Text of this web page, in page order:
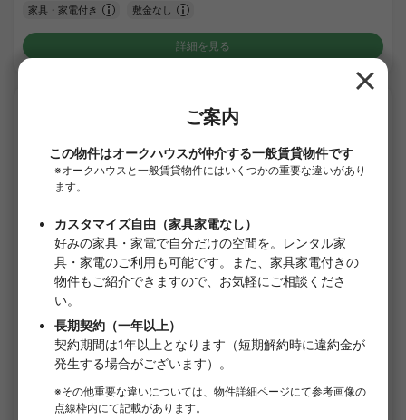
家具・家電付き 敷金なし
詳細を見る
/ 3
ドメス新横浜
¥134,000 - ¥134,000 入居日相談